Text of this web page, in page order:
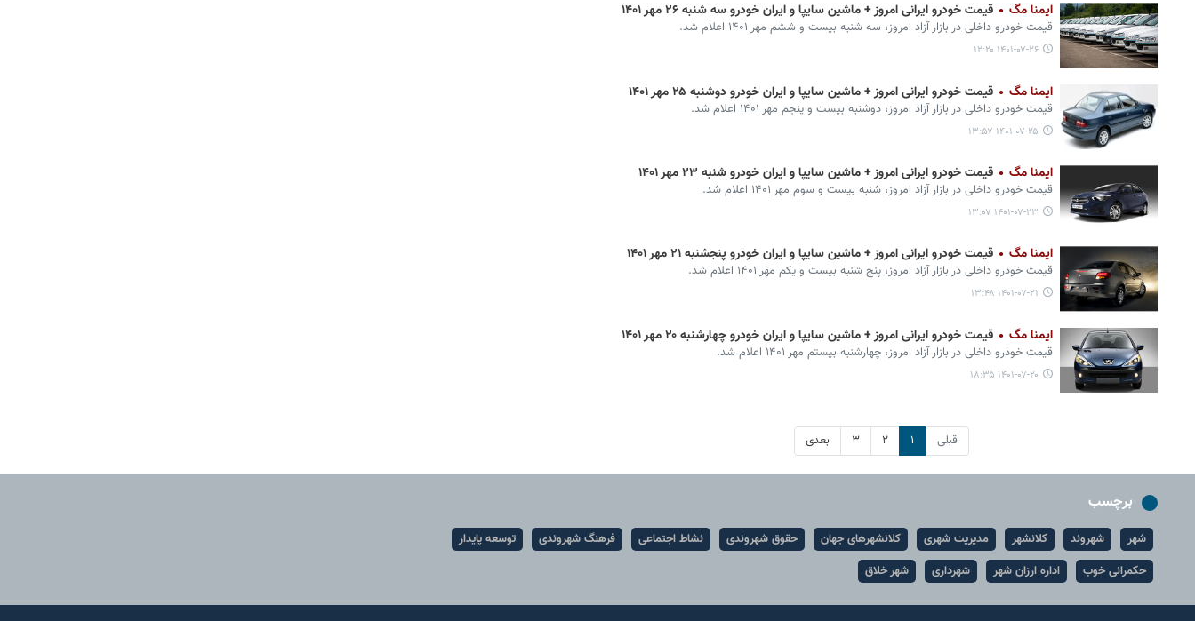
ایمنا مگ قیمت خودرو ایرانی امروز + ماشین سایپا و ایران خودرو سه شنبه ۲۶ مهر ۱۴۰۱
قیمت خودرو داخلی در بازار آزاد امروز، سه شنبه بیست و ششم مهر ۱۴۰۱ اعلام شد.
۱۴۰۱-۰۷-۲۶ ۱۲:۲۰
ایمنا مگ قیمت خودرو ایرانی امروز + ماشین سایپا و ایران خودرو دوشنبه ۲۵ مهر ۱۴۰۱
قیمت خودرو داخلی در بازار آزاد امروز، دوشنبه بیست و پنجم مهر ۱۴۰۱ اعلام شد.
۱۴۰۱-۰۷-۲۵ ۱۳:۵۷
ایمنا مگ قیمت خودرو ایرانی امروز + ماشین سایپا و ایران خودرو شنبه ۲۳ مهر ۱۴۰۱
قیمت خودرو داخلی در بازار آزاد امروز، شنبه بیست و سوم مهر ۱۴۰۱ اعلام شد.
۱۴۰۱-۰۷-۲۳ ۱۳:۰۷
ایمنا مگ قیمت خودرو ایرانی امروز + ماشین سایپا و ایران خودرو پنجشنبه ۲۱ مهر ۱۴۰۱
قیمت خودرو داخلی در بازار آزاد امروز، پنج شنبه بیست و یکم مهر ۱۴۰۱ اعلام شد.
۱۴۰۱-۰۷-۲۱ ۱۳:۴۸
ایمنا مگ قیمت خودرو ایرانی امروز + ماشین سایپا و ایران خودرو چهارشنبه ۲۰ مهر ۱۴۰۱
قیمت خودرو داخلی در بازار آزاد امروز، چهارشنبه بیستم مهر ۱۴۰۱ اعلام شد.
۱۴۰۱-۰۷-۲۰ ۱۸:۳۵
قبلی ۱ ۲ ۳ بعدی
برچسب
شهر شهروند کلانشهر مدیریت شهری کلانشهرهای جهان حقوق شهروندی نشاط اجتماعی فرهنگ شهروندی
توسعه پایدار
حکمرانی خوب
اداره ارزان شهر شهرداری شهر خلاق